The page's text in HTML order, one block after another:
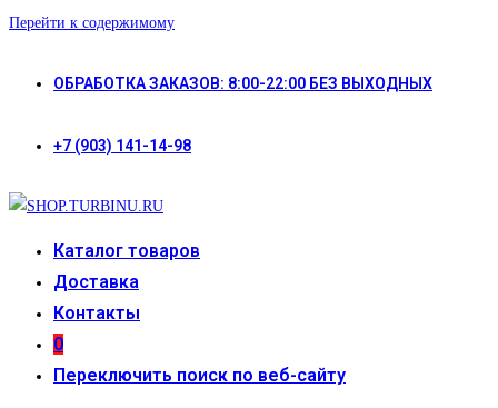
Перейти к содержимому
ОБРАБОТКА ЗАКАЗОВ: 8:00-22:00 БЕЗ ВЫХОДНЫХ
+7 (903) 141-14-98
Каталог товаров
Доставка
Контакты
0
Переключить поиск по веб-сайту